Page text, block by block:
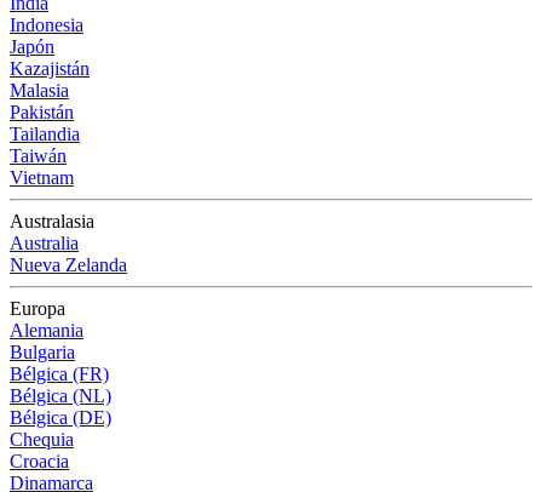
Indonesia
Japón
Kazajistán
Malasia
Pakistán
Tailandia
Taiwán
Vietnam
Australasia
Australia
Nueva Zelanda
Europa
Alemania
Bulgaria
Bélgica (FR)
Bélgica (NL)
Bélgica (DE)
Chequia
Croacia
Dinamarca